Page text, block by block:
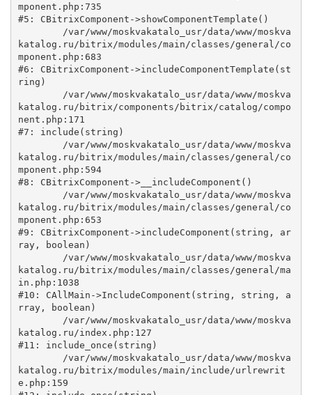
mponent.php:735
#5: CBitrixComponent->showComponentTemplate()
katalog.ru/bitrix/modules/main/classes/general/co
mponent.php:683
#6: CBitrixComponent->includeComponentTemplate(st
ring)
katalog.ru/bitrix/components/bitrix/catalog/compo
nent.php:171
#7: include(string)
katalog.ru/bitrix/modules/main/classes/general/co
mponent.php:594
#8: CBitrixComponent->__includeComponent()
katalog.ru/bitrix/modules/main/classes/general/co
mponent.php:653
#9: CBitrixComponent->includeComponent(string, ar
ray, boolean)
katalog.ru/bitrix/modules/main/classes/general/ma
in.php:1038
#10: CAllMain->IncludeComponent(string, string, a
rray, boolean)
katalog.ru/index.php:127
#11: include_once(string)
katalog.ru/bitrix/modules/main/include/urlrewrit
e.php:159